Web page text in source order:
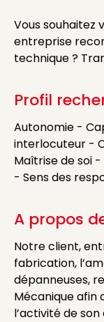
Vous souhaitez
entreprise
technique ?
Profil
Autonomie -
interlocuteur -
Maîtrise de soi
- Sens des
A propos
Notre client,
fabrication,
dépanneuses,
Mécanique afin
l’activité de son